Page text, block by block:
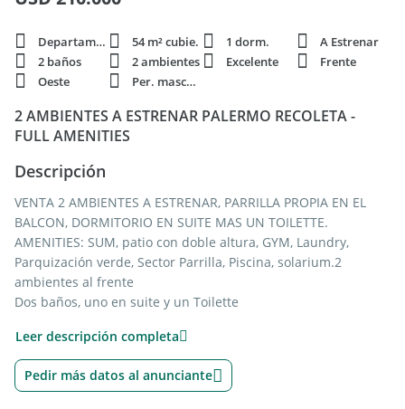
Departamento 54 m² cubie. 1 dorm.
A Estrenar
2 baños
2 ambientes Excelente
Frente
Oeste
Per. mascota
2 AMBIENTES A ESTRENAR PALERMO RECOLETA -
FULL AMENITIES
Descripción
VENTA 2 AMBIENTES A ESTRENAR, PARRILLA PROPIA EN EL
BALCON, DORMITORIO EN SUITE MAS UN TOILETTE.
AMENITIES: SUM, patio con doble altura, GYM, Laundry,
Parquización verde, Sector Parrilla, Piscina, solarium.2
ambientes al frente
Dos baños, uno en suite y un Toilette
En la terraza accesible, se ubica la piscina con solárium, un á
rea de juegos de niños, un espacio chill out y un sector
de parrillas. Todo al aire libre rodeado de vegetación.
Leer descripción completa
Pedir más datos al anunciante